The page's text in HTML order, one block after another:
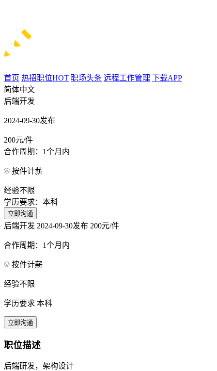
首页 热招职位HOT 职场头条 远程工作管理 下载APP
简体中文
后端开发
2024-09-30发布
200元/件
合作周期：1个月内
按件计薪
经验不限
学历要求：本科
立即沟通
后端开发 2024-09-30发布 200元/件
合作周期：1个月内
按件计薪
经验不限
学历要求 本科
立即沟通
职位描述
后端研发，架构设计